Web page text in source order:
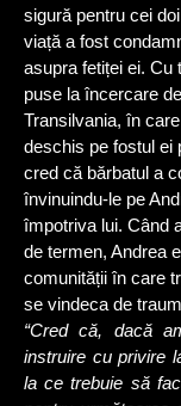
sigură pentru cei
viață a fost
asupra fetiței ei. Cu
puse la încercare
Transilvania, în
deschis pe fostul ei
cred că bărbatul a
învinuindu-le pe
împotriva lui. Când
de termen, Andrea
comunității în care
se vindeca de
“Cred că, dacă
instruire cu privire
la ce trebuie să